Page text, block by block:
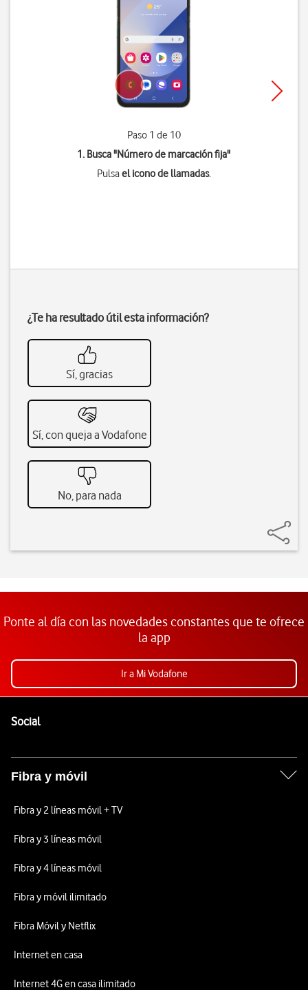
Paso 1 de 10
1. Busca "Número de marcación fija"
Pulsael icono de llamadas.
¿Te ha resultado útil esta información?
Sí, gracias
Sí, con queja a Vodafone
No, para nada
Ponte al día con las novedades constantes que te ofrece
la app
Ir a Mi Vodafone
SocialEnlaces a las redes sociales de Vodafone
Fibra y móvil
Fibra y 2 líneas móvil + TV
Fibra y 3 líneas móvil
Fibra y 4 líneas móvil
Fibra y móvil ilimitado
Fibra Móvil y Netflix
Internet en casa
Internet 4G en casa ilimitado